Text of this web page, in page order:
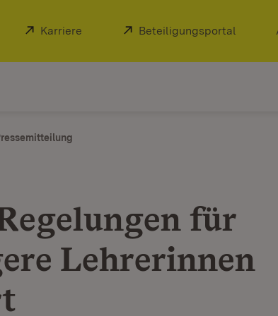
Extern:
Karriere (Öffnet in neuem Fenster)
Extern:
Beteiligungsportal
für
Lehrerinnen